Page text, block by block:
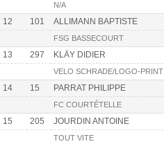
N/A
12 101 ALLIMANN BAPTISTE
FSG BASSECOURT
13 297 KLÄY DIDIER
VELO SCHRADE/LOGO-PRINT
14 15 PARRAT PHILIPPE
FC COURTÉTELLE
15 205 JOURDIN ANTOINE
TOUT VITE